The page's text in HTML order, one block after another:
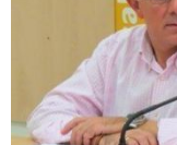
NECROLÓGICAS
GALERÍAS